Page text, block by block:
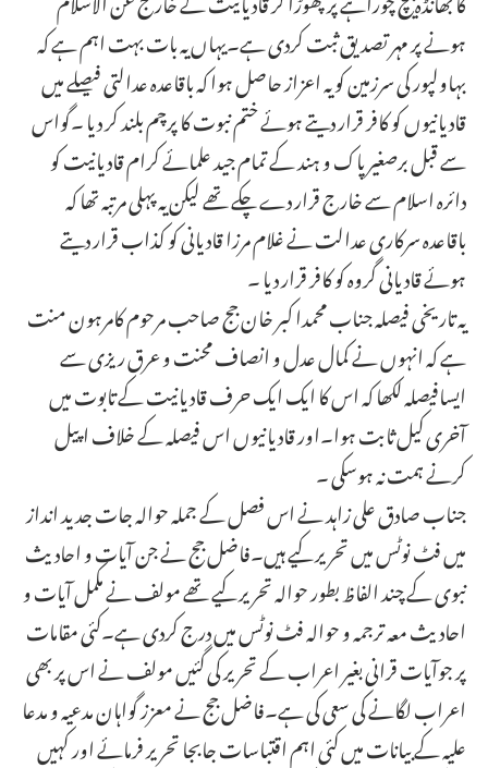
ہونے پر مہر تصدیق ثبت کردی ہے۔یہاں یہ بات بہت اہم ہے کہ
بہاولپور کی سرزمین کو یہ اعزاز حاصل ہوا کہ باقاعدہ عدالتی فیصلے میں
قادیانیوں کو کافر قرار دیتے ہوئے ختم نبوت کا پرچم بلند کر دیا ۔گواس
سے قبل برصغیر پاک و ہند کے تمام جید علمائے کرام قادیانیت کو
دائرہ اسلام سے خارج قرار دے چکے تھے لیکن یہ پہلی مرتبہ تھا کہ
باقاعدہ سرکاری عدالت نے غلام مرزا قادیانی کو کذاب قرار دیتے
ہوئے قادیانی گروہ کو کافر قرار دیا ۔
یہ تاریخی فیصلہ جناب محمدا کبر خان جج صاحب مرحوم کامرہون منت
ہے کہ انہوں نے کمال عدل و انصاف محنت و عرق ریزی سے
ایسافیصلہ لکھا کہ اس کا ایک ایک حرف قادیانیت کے تابوت میں
آخری کیل ثابت ہوا۔اور قادیانیوں اس فیصلہ کے خلاف اپیل
کرنے ہمت نہ ہوسکی ۔
جناب صادق علی زاہد نے اس فصل کے جملہ حوالہ جات جدید انداز
میں فٹ نوٹس میں تحریر کیے ہیں۔فاضل جج نے جن آیات و احادیث
نبوی کے چند الفاظ بطور حوالہ تحریر کیے تھے مولف نے مکمل آیات و
احادیث معہ ترجمہ و حوالہ فٹ نوٹس میں درج کردی ہے۔کئی مقامات
پر جوآیات قرانی بغیر اعراب کے تحریر کی گئیں مولف نے اس پر بھی
اعراب لگانے کی سعی کی ہے۔فاضل جج نے معزز گواہان مدعیہ و مدعا
علیہ کے بیانات میں کئی اہم اقتباسات جابجا تحریر فرمائے اور کہیں